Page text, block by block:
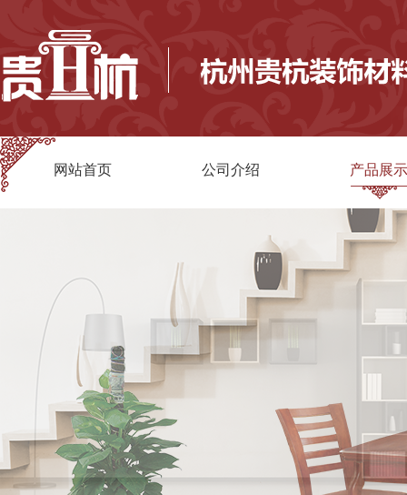
网站首页 公司介绍 产品展